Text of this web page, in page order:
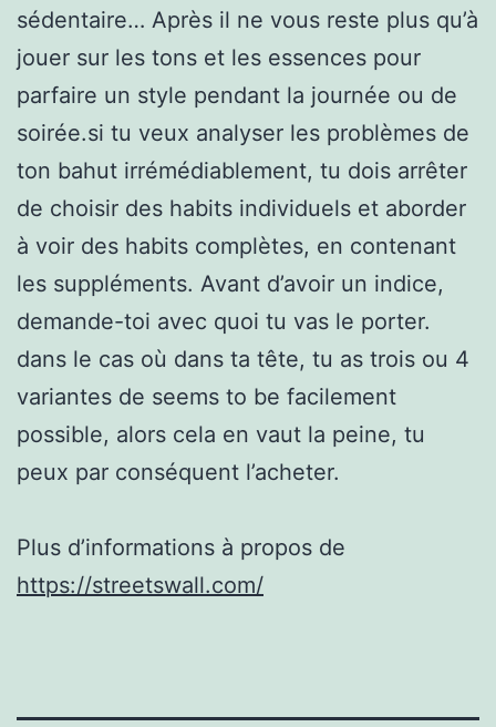
sédentaire… Après il ne vous reste plus qu’à
jouer sur les tons et les essences pour
parfaire un style pendant la journée ou de
soirée.si tu veux analyser les problèmes de
ton bahut irrémédiablement, tu dois arrêter
de choisir des habits individuels et aborder
à voir des habits complètes, en contenant
les suppléments. Avant d’avoir un indice,
demande-toi avec quoi tu vas le porter.
dans le cas où dans ta tête, tu as trois ou 4
variantes de seems to be facilement
possible, alors cela en vaut la peine, tu
peux par conséquent l’acheter.
Plus d’informations à propos de
https://streetswall.com/